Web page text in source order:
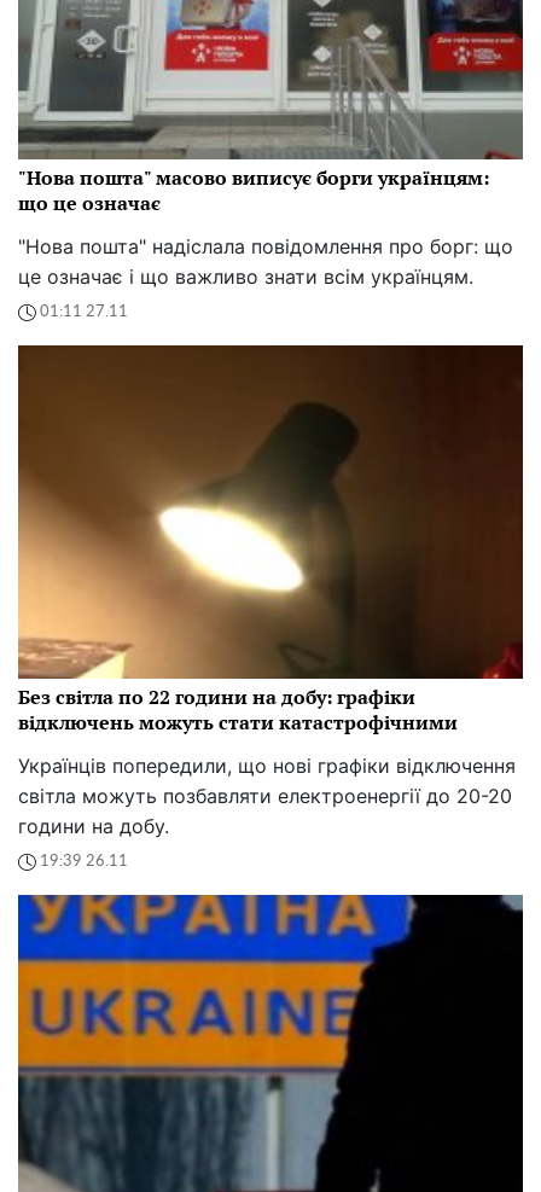
"Нова пошта" масово виписує борги українцям:
що це означає
"Нова пошта" надіслала повідомлення про борг: що
це означає і що важливо знати всім українцям.
01:11 27.11
Без світла по 22 години на добу: графіки
відключень можуть стати катастрофічними
Українців попередили, що нові графіки відключення
світла можуть позбавляти електроенергії до 20-20
години на добу.
19:39 26.11